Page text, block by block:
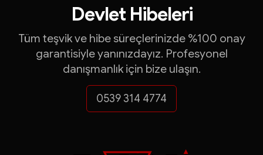
Devlet Hibeleri
Turquality
KOSGEB Destekleri
ve çok daha fazlası...
FARABİ
Tüm teşvik ve hibe süreçlerinizde %100 onay
garantisiyle yanınızdayız. Profesyonel
danışmanlık için bize ulaşın.
0539 314 4774